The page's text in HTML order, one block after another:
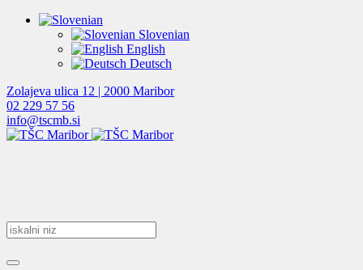
Slovenian
English
Deutsch
Zolajeva ulica 12 | 2000 Maribor
02 229 57 56
info@tscmb.si